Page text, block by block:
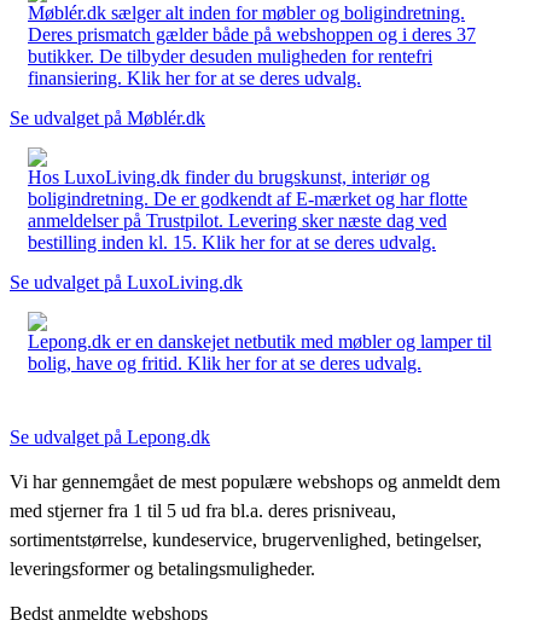
Møblér.dk sælger alt inden for møbler og boligindretning.
Deres prismatch gælder både på webshoppen og i deres 37
butikker. De tilbyder desuden muligheden for rentefri
finansiering. Klik her for at se deres udvalg.
Se udvalget på Møblér.dk
Hos LuxoLiving.dk finder du brugskunst, interiør og
boligindretning. De er godkendt af E-mærket og har flotte
anmeldelser på Trustpilot. Levering sker næste dag ved
bestilling inden kl. 15. Klik her for at se deres udvalg.
Se udvalget på LuxoLiving.dk
Lepong.dk er en danskejet netbutik med møbler og lamper til
bolig, have og fritid. Klik her for at se deres udvalg.
Se udvalget på Lepong.dk
Vi har gennemgået de mest populære webshops og anmeldt dem
med stjerner fra 1 til 5 ud fra bl.a. deres prisniveau,
sortimentstørrelse, kundeservice, brugervenlighed, betingelser,
leveringsformer og betalingsmuligheder.
Bedst anmeldte webshops